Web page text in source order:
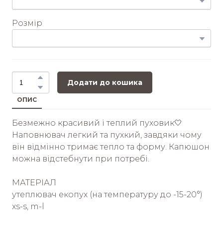
Розмір
Додати до кошика
ОПИС
Безмежно красивий і теплий пуховик🤍
Наповнювач легкий та пухкий, завдяки чому
він відмінно тримає тепло та форму. Капюшон
можна відстебнути при потребі.
МАТЕРІАЛ
утеплювач екопух (на температуру до -15-20°)
xs-s, m-l